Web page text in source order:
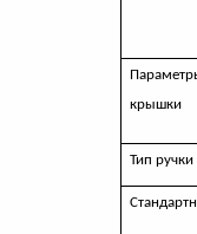
крышки
Тип ручки